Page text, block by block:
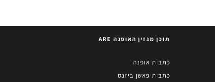
תוכן מגזין האופנה ARE
כתבות אופנה
כתבות פאשן ביזנס